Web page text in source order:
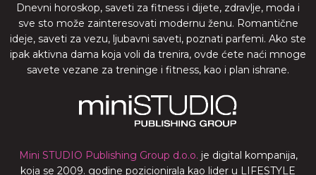
Dnevni horoskop, saveti za fitness i dijete, zdravlje, moda i
sve sto može zainteresovati modernu ženu. Romantične
ideje, saveti za vezu, ljubavni saveti, poznati parfemi. Ako ste
ipak aktivna dama koja voli da trenira, ovde ćete naći mnoge
savete vezane za treninge i fitness, kao i plan ishrane.
Mini STUDIO Publishing Group d.o.o. je digital kompanija,
koja se 2009. godine pozicionirala kao lider u LIFESTYLE